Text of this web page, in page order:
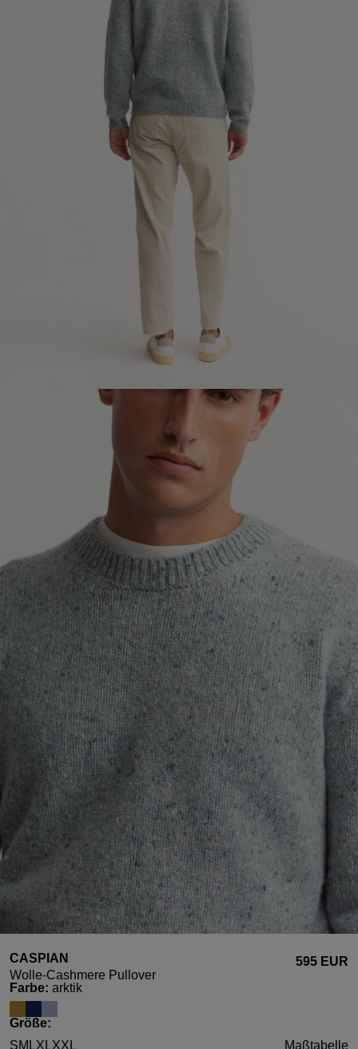
CASPIAN
Wolle-Cashmere Pullover
595 EUR
Farbeauswählen
: arktik
Größeauswählen
:
SM LXLXXL Maßtabelle